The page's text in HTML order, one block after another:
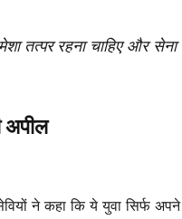
तत्पर रहना चाहिए और सेना
अपील
ने कहा कि ये युवा सिर्फ अपने